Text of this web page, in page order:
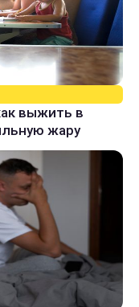
выжить в
жару